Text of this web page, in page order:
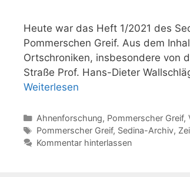
Heute war das Heft 1/2021 des
Pommerschen Greif. Aus dem
Ortschroniken, insbesondere von
Straße Prof. Hans-Dieter
Weiterlesen
Kategorien
Ahnenforschung, Pommerscher Greif,
Schlagwörter
Pommerscher Greif, Sedina-Archiv,
Kommentar hinterlassen